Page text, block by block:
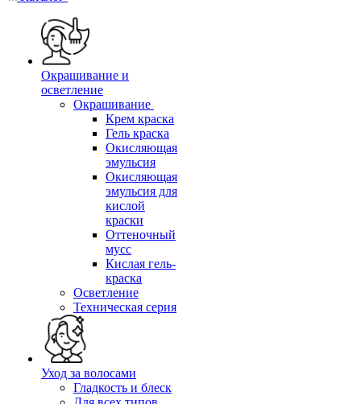
Окрашивание и
осветление
Окрашивание
Крем краска
Гель краска
Окисляющая
эмульсия
Окисляющая
эмульсия для
кислой
краски
Оттеночный
мусс
Кислая гель-
краска
Осветление
Техническая серия
Уход за волосами
Гладкость и блеск